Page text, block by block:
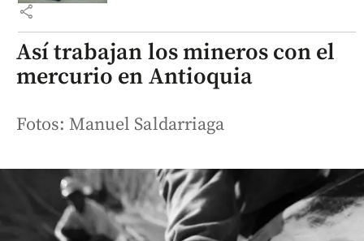
share
Así trabajan los mineros con el
mercurio en Antioquia
Fotos: Manuel Saldarriaga